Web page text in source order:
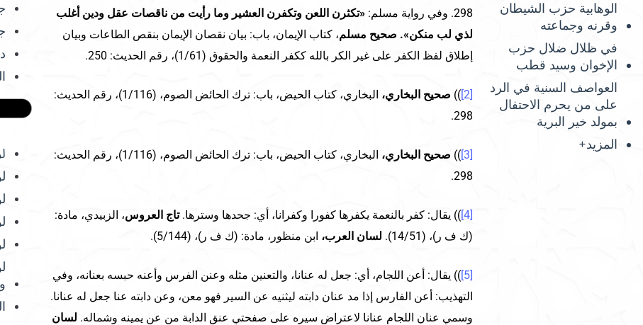
الوهابية حزب الشيطان
وقرنه وجماعته
في ظلال ضلال حزب
الإخوان وسيد قطب
العواصف السنية في الرد
على من يحرم الاحتفال
بمولد خير البرية
المزيد+
298. وفي رواية مسلم:
«تكثرن اللعن وتكفرن العشير وما رأيت من ناقصات عقل ودين أغلب
لذي لب منكن». صحيح مسلم، كتاب الإيمان، باب: بيان نقصان الإيمان بنقص الطاعات وبيان
إطلاق لفظ الكفر على غير الكر بالله ككفر النعمة والحقوق (1/61)، رقم الحديث: 250.
[2]
)) صحيح البخاري،
البخاري، كتاب الحيض، باب: ترك الحائض الصوم، (1/116)، رقم الحديث:
298.
[3]
)) صحيح البخاري،
البخاري، كتاب الحيض، باب: ترك الحائض الصوم، (1/116)، رقم الحديث:
298.
[4] )) يقال: كفر بالنعمة يكفرها كفورا وكفرانا، أي: جحدها وسترها.تاج العروس، الزبيدي، مادة:
(ك ف ر)، (14/51).
لسان العرب، ابن منظور، مادة: (ك ف ر)، (5/144).
[5]
)) يقال: أعن اللجام، أي: جعل له عنانا، والتعنين مثله وعنن الفرس وأعنه حبسه بعنانه، وفي
التهذيب: أعن الفارس إذا مد عنان دابته ليثنيه عن السير فهو معن، وعن دابته عنا جعل له عنانا.
وسمي عنان اللجام عنانا لاعتراض سيره على صفحتي عنق الدابة من عن يمينه وشماله. لسان